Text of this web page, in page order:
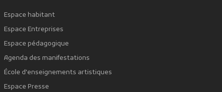
Espace habitant
Espace Entreprises
Espace pédagogique
Agenda des manifestations
École d'enseignements artistiques
Espace Presse